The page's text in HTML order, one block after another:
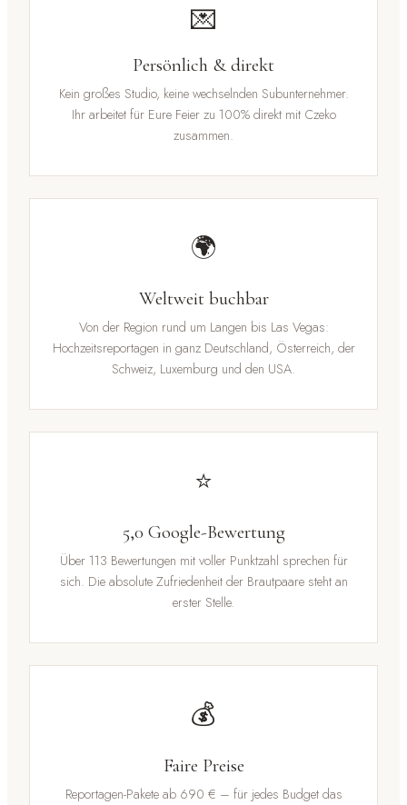
💌
Persönlich & direkt
Kein großes Studio, keine wechselnden Subunternehmer.
Ihr arbeitet für Eure Feier zu 100% direkt mit Czeko
zusammen.
🌍
Weltweit buchbar
Von der Region rund um Langen bis Las Vegas:
Hochzeitsreportagen in ganz Deutschland, Österreich, der
Schweiz, Luxemburg und den USA.
⭐
5,0 Google-Bewertung
Über 113 Bewertungen mit voller Punktzahl sprechen für
sich. Die absolute Zufriedenheit der Brautpaare steht an
erster Stelle.
💰
Faire Preise
Reportagen-Pakete ab 690 € – für jedes Budget das